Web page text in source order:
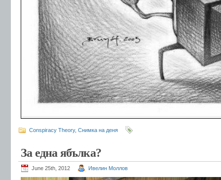
Conspiracy Theory, Снимка на деня
За една ябълка?
June 25th, 2012 Ивелин Моллов